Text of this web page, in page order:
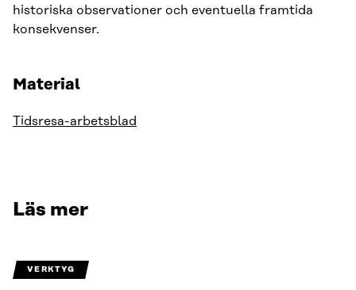
historiska observationer och eventuella framtida
konsekvenser.
Material
Tidsresa-arbetsblad
Läs mer
VERKTYG